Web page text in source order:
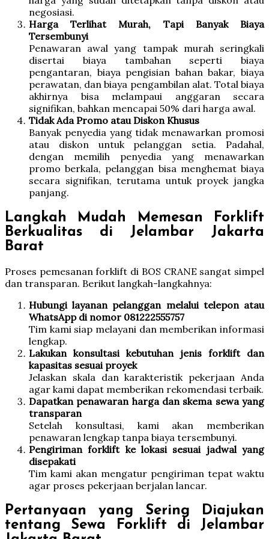
negosiasi.
Harga Terlihat Murah, Tapi Banyak Biaya
Tersembunyi
Penawaran awal yang tampak murah seringkali
disertai biaya tambahan seperti biaya
pengantaran, biaya pengisian bahan bakar, biaya
perawatan, dan biaya pengambilan alat. Total biaya
akhirnya bisa melampaui anggaran secara
signifikan, bahkan mencapai 50% dari harga awal.
Tidak Ada Promo atau Diskon Khusus
Banyak penyedia yang tidak menawarkan promosi
atau diskon untuk pelanggan setia. Padahal,
dengan memilih penyedia yang menawarkan
promo berkala, pelanggan bisa menghemat biaya
secara signifikan, terutama untuk proyek jangka
panjang.
Langkah Mudah Memesan Forklift
Berkualitas di Jelambar Jakarta
Barat
Proses pemesanan forklift di BOS CRANE sangat simpel
dan transparan. Berikut langkah-langkahnya:
Hubungi layanan pelanggan melalui telepon atau
WhatsApp di nomor 081222555757
Tim kami siap melayani dan memberikan informasi
lengkap.
Lakukan konsultasi kebutuhan jenis forklift dan
kapasitas sesuai proyek
Jelaskan skala dan karakteristik pekerjaan Anda
agar kami dapat memberikan rekomendasi terbaik.
Dapatkan penawaran harga dan skema sewa yang
transparan
Setelah konsultasi, kami akan memberikan
penawaran lengkap tanpa biaya tersembunyi.
Pengiriman forklift ke lokasi sesuai jadwal yang
disepakati
Tim kami akan mengatur pengiriman tepat waktu
agar proses pekerjaan berjalan lancar.
Pertanyaan yang Sering Diajukan
tentang Sewa Forklift di Jelambar